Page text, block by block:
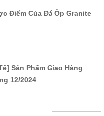
Điểm Của Đá Ốp Granite
Sản Phẩm Giao Hàng
12/2024